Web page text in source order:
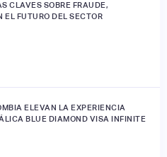
CLAVES SOBRE FRAUDE,
FUTURO DEL SECTOR
ELEVAN LA EXPERIENCIA
BLUE DIAMOND VISA INFINITE